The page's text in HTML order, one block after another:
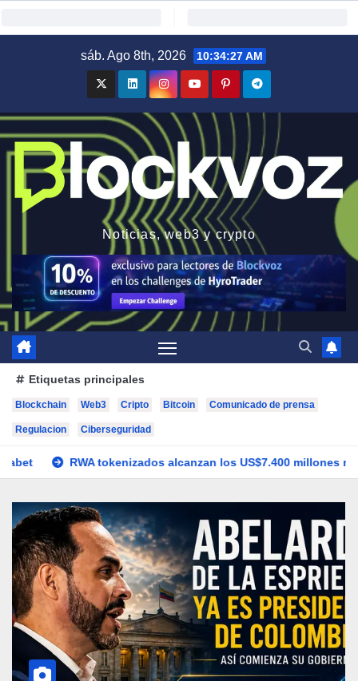
sáb. Ago 8th, 2026 10:34:30 AM
Noticias, web3 y crypto
Etiquetas principales
Blockchain Web3 Cripto Bitcoin Comunicado de prensa
Regulacion Ciberseguridad
US$7.400 millones mientras la DeFi cae 15% Abelardo de